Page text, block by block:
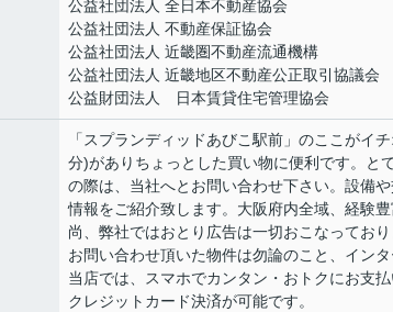
公益社団法人 全日本不動産協会
公益社団法人 不動産保証協会
公益社団法人 近畿圏不動産流通機構
公益社団法人 近畿地区不動産公正取引協議会
公益財団法人 日本賃貸住宅管理協会
「スプランディッドあびこ駅前」のここがイ
分)がありちょっとした買い物に便利です。と
の際は、当社へとお問い合わせ下さい。設備
情報をご紹介致します。大阪府内全域、経験
尚、弊社ではおとり広告は一切おこなっており
お問い合わせ頂いた物件は勿論のこと、イン
当店では、スマホでカンタン・おトクにお支
クレジットカード決済が可能です。